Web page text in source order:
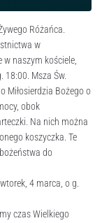
Różańca.
w
naszym kościele,
18:00. Msza Św.
Miłosierdzia Bożego o
obok
Na nich można
koszyczka. Te
do
4 marca, o g.
czas Wielkiego